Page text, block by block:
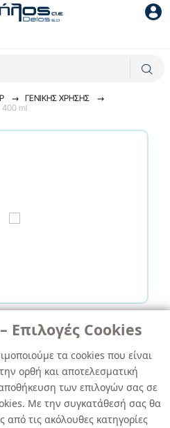
Επιλογές Cookies
τα cookies που είναι
ορθή και αποτελεσματική
των επιλογών σας σε
Με την συγκατάθεσή σας θα
από τις ακόλουθες κατηγορίες
ΓENIKHΣ XPHΣHΣ
400 ml
Metal copper